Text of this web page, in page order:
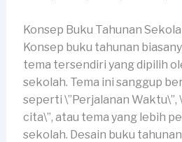
Konsep Buku Tahunan
Konsep buku tahunan
tema tersendiri yang dipilih
sekolah. Tema ini sanggup
seperti \”Perjalanan Waktu\”,
cita\”, atau tema yang lebih
sekolah. Desain buku